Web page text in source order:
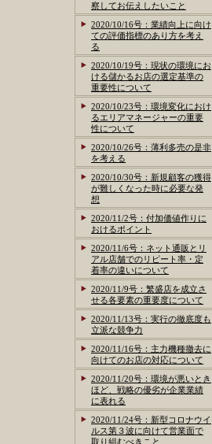
察してお伝えしたいこと
2020/10/16号：業績向上に向け
ての評価指標のあり方を考え
る
2020/10/19号：現状の環境にお
ける儲かるお店の選定基準の
重要性について
2020/10/23号：環境変化におけ
るエリアマネージャーの重要
性について
2020/10/26号：薄利多売の是非
を考える
2020/10/30号：新規顧客の獲得
が難しくなった時に必要な発
想
2020/11/2号：付加価値作りに
おけるポイント
2020/11/6号：ネット通販とリ
アル店舗でのリピート率・定
着率の違いについて
2020/11/9号：繁盛店を成立さ
せる各要素の重要度について
2020/11/13号：実行の徹底度も
立派な競争力
2020/11/16号：主力機種撤去に
向けてのお店の対応について
2020/11/20号：環境が悪いとき
ほど、戦略の優劣が企業業績
に表れる
2020/11/24号：新型コロナウイ
ルス第３波に向けて営業面で
取り組むべきこと